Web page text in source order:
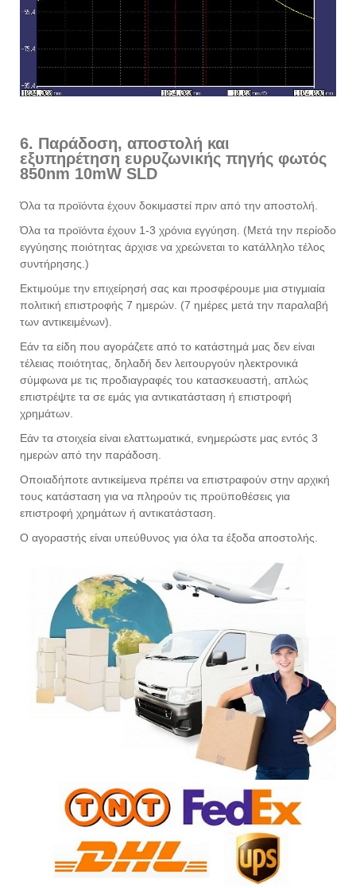
6. Παράδοση, αποστολή και
εξυπηρέτηση ευρυζωνικής πηγής φωτός
850nm 10mW SLD
Όλα τα προϊόντα έχουν δοκιμαστεί πριν από την αποστολή.
Όλα τα προϊόντα έχουν 1-3 χρόνια εγγύηση. (Μετά την περίοδο
εγγύησης ποιότητας άρχισε να χρεώνεται το κατάλληλο τέλος
συντήρησης.)
Εκτιμούμε την επιχείρησή σας και προσφέρουμε μια στιγμιαία
πολιτική επιστροφής 7 ημερών. (7 ημέρες μετά την παραλαβή
των αντικειμένων).
Εάν τα είδη που αγοράζετε από το κατάστημά μας δεν είναι
τέλειας ποιότητας, δηλαδή δεν λειτουργούν ηλεκτρονικά
σύμφωνα με τις προδιαγραφές του κατασκευαστή, απλώς
επιστρέψτε τα σε εμάς για αντικατάσταση ή επιστροφή
χρημάτων.
Εάν τα στοιχεία είναι ελαττωματικά, ενημερώστε μας εντός 3
ημερών από την παράδοση.
Οποιαδήποτε αντικείμενα πρέπει να επιστραφούν στην αρχική
τους κατάσταση για να πληρούν τις προϋποθέσεις για
επιστροφή χρημάτων ή αντικατάσταση.
Ο αγοραστής είναι υπεύθυνος για όλα τα έξοδα αποστολής.